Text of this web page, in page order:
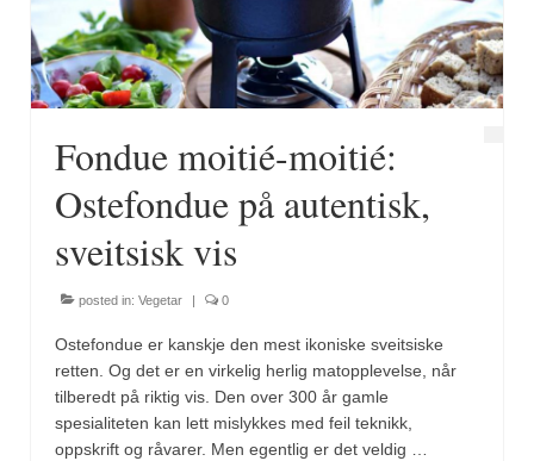
Guindillas
Herbes de Provence
Kjørvel
Krøderens husmannsmiks
Løpstikke
Massalé seychellois
Merian
Mirepoix
Ñora
Norsk fjordkrydder
Fondue moitié-moitié:
Ostefondue på autentisk,
sveitsisk vis
posted in: Vegetar | 0
Ostefondue er kanskje den mest ikoniske sveitsiske
retten. Og det er en virkelig herlig matopplevelse, når
tilberedt på riktig vis. Den over 300 år gamle
spesialiteten kan lett mislykkes med feil teknikk,
oppskrift og råvarer. Men egentlig er det veldig …